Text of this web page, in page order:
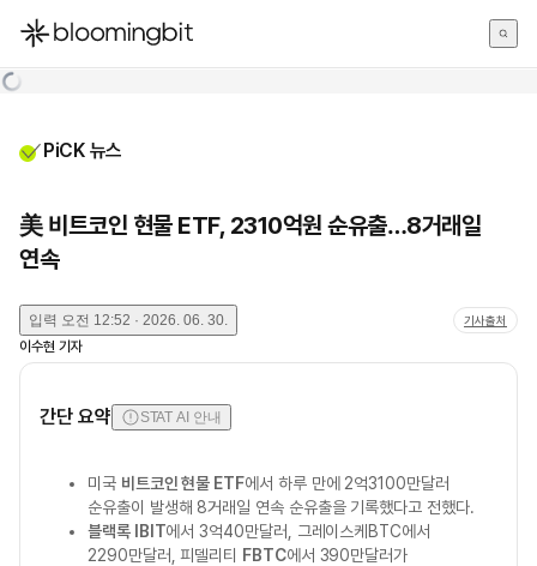
한국어
PiCK 뉴스
美 비트코인 현물 ETF, 2310억원 순유출…8거래일
연속
입력 오전 12:52 · 2026. 06. 30. 기사출처
이수현 기자
간단 요약 STAT AI 안내
미국 비트코인 현물 ETF에서 하루 만에 2억3100만달러
순유출이 발생해 8거래일 연속 순유출을 기록했다고 전했다.
블랙록 IBIT에서 3억40만달러, 그레이스케BTC에서
2290만달러, 피델리티
FBTC에서 390만달러가